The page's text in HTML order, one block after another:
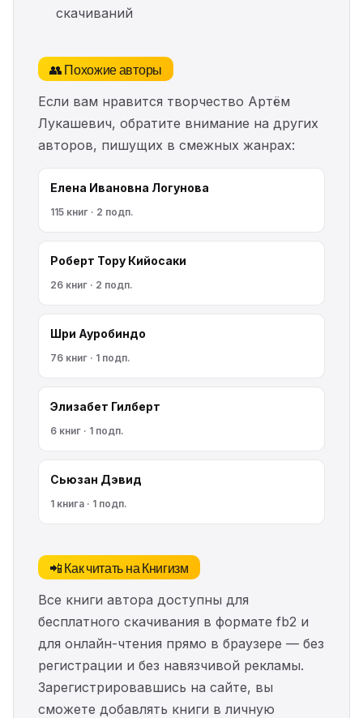
скачиваний
👥 Похожие авторы
Если вам нравится творчество Артём
Лукашевич, обратите внимание на других
авторов, пишущих в смежных жанрах:
Елена Ивановна Логунова
115 книг · 2 подп.
Роберт Тору Кийосаки
26 книг · 2 подп.
Шри Ауробиндо
76 книг · 1 подп.
Элизабет Гилберт
6 книг · 1 подп.
Сьюзан Дэвид
1 книга · 1 подп.
📲 Как читать на Книгизм
Все книги автора доступны для
бесплатного скачивания в формате fb2 и
для онлайн-чтения прямо в браузере — без
регистрации и без навязчивой рекламы.
Зарегистрировавшись на сайте, вы
сможете добавлять книги в личную